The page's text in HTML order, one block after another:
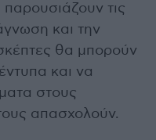
τις
και την
θα μπορούν
και να
στους
απασχολούν.